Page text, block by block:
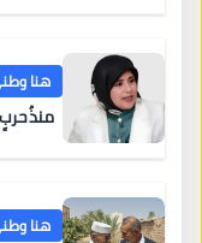
هنا
منذُ
هنا